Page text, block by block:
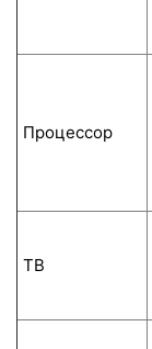
Процессор
ТВ